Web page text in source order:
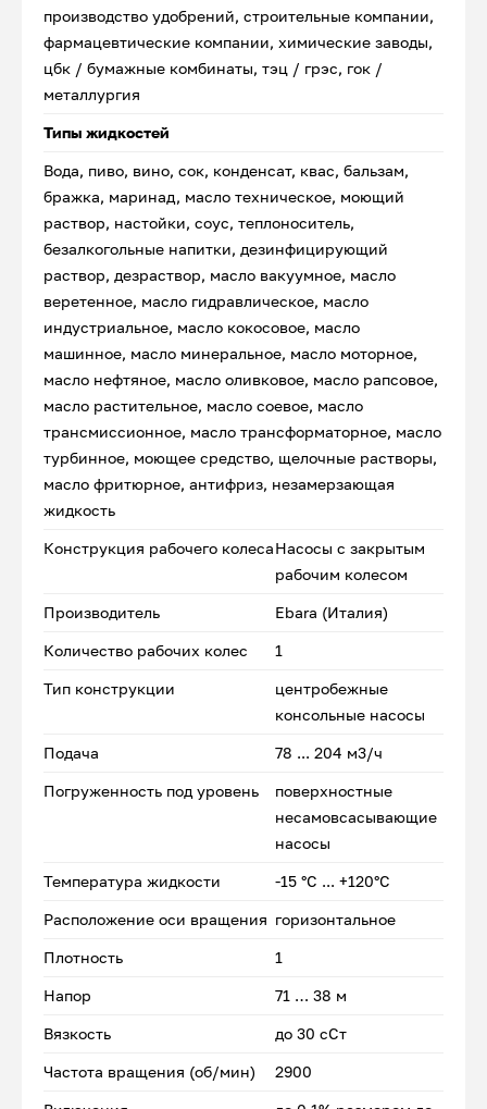
производство удобрений, строительные компании,
фармацевтические компании, химические заводы,
цбк / бумажные комбинаты, тэц / грэс, гок /
металлургия
Типы жидкостей
Вода, пиво, вино, сок, конденсат, квас, бальзам,
бражка, маринад, масло техническое, моющий
раствор, настойки, соус, теплоноситель,
безалкогольные напитки, дезинфицирующий
раствор, дезраствор, масло вакуумное, масло
веретенное, масло гидравлическое, масло
индустриальное, масло кокосовое, масло
машинное, масло минеральное, масло моторное,
масло нефтяное, масло оливковое, масло рапсовое,
масло растительное, масло соевое, масло
трансмиссионное, масло трансформаторное, масло
турбинное, моющее средство, щелочные растворы,
масло фритюрное, антифриз, незамерзающая
жидкость
Конструкция рабочего колесаНасосы с закрытым
рабочим колесом
Производитель Ebara (Италия)
Количество рабочих колес 1
Тип конструкции
центробежные
консольные насосы
Подача 78 ... 204 м3/ч
Погруженность под уровень
поверхностные
несамовсасывающие
насосы
Температура жидкости -15 °С ... +120°С
Расположение оси вращения горизонтальное
Плотность 1
Напор 71 … 38 м
Вязкость до 30 сСт
Частота вращения (об/мин) 2900